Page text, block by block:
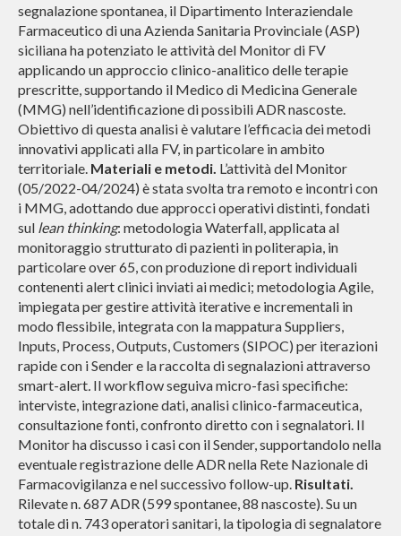
segnalazione spontanea, il Dipartimento Interaziendale
Farmaceutico di una Azienda Sanitaria Provinciale (ASP)
siciliana ha potenziato le attività del Monitor di FV
applicando un approccio clinico-analitico delle terapie
prescritte, supportando il Medico di Medicina Generale
(MMG) nell’identificazione di possibili ADR nascoste.
Obiettivo di questa analisi è valutare l’efficacia dei metodi
innovativi applicati alla FV, in particolare in ambito
territoriale. Materiali e metodi. L’attività del Monitor
(05/2022-04/2024) è stata svolta tra remoto e incontri con
i MMG, adottando due approcci operativi distinti, fondati
sul lean thinking: metodologia Waterfall, applicata al
monitoraggio strutturato di pazienti in politerapia, in
particolare over 65, con produzione di report individuali
contenenti alert clinici inviati ai medici; metodologia Agile,
impiegata per gestire attività iterative e incrementali in
modo flessibile, integrata con la mappatura Suppliers,
Inputs, Process, Outputs, Customers (SIPOC) per iterazioni
rapide con i Sender e la raccolta di segnalazioni attraverso
smart-alert. Il workflow seguiva micro-fasi specifiche:
interviste, integrazione dati, analisi clinico-farmaceutica,
consultazione fonti, confronto diretto con i segnalatori. Il
Monitor ha discusso i casi con il Sender, supportandolo nella
eventuale registrazione delle ADR nella Rete Nazionale di
Farmacovigilanza e nel successivo follow-up. Risultati.
Rilevate n. 687 ADR (599 spontanee, 88 nascoste). Su un
totale di n. 743 operatori sanitari, la tipologia di segnalatore